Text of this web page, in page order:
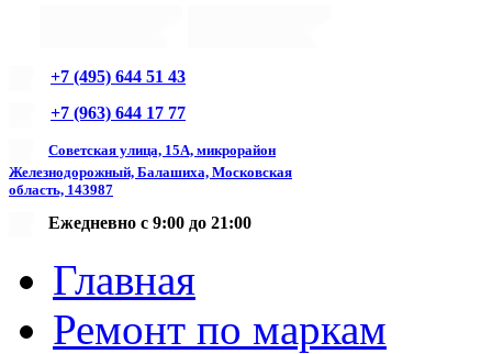
+7 (495) 644 51 43
+7 (963) 644 17 77
Советская улица, 15А, микрорайон
Железнодорожный, Балашиха, Московская
область, 143987
Ежедневно с 9:00 до 21:00
Главная
Ремонт по маркам